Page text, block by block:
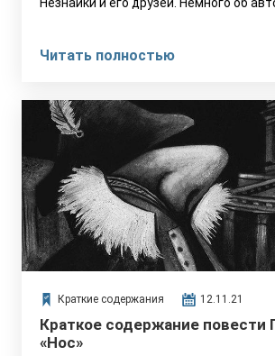
Читать полностью
Краткие содержания 12.11.21
Краткое содержание повести
«Нос»